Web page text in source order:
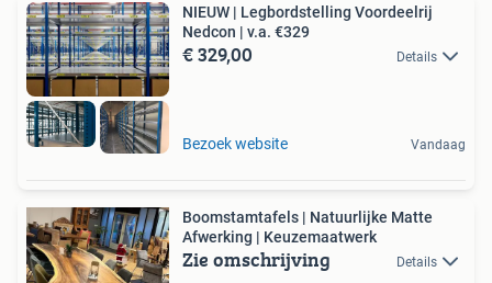
NIEUW | Legbordstelling Voordeelrij
Nedcon | v.a. €329
€ 329,00 Details
Bezoek website Vandaag
Boomstamtafels | Natuurlijke Matte
Afwerking | Keuzemaatwerk
Zie omschrijving Details